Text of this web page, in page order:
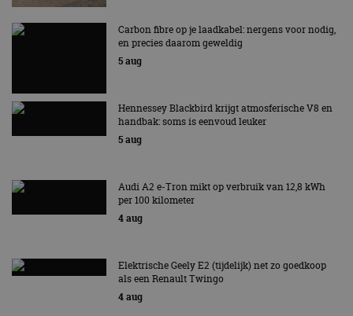
Carbon fibre op je laadkabel: nergens voor nodig,
en precies daarom geweldig
5 aug
Hennessey Blackbird krijgt atmosferische V8 en
handbak: soms is eenvoud leuker
5 aug
Audi A2 e-Tron mikt op verbruik van 12,8 kWh
per 100 kilometer
4 aug
Elektrische Geely E2 (tijdelijk) net zo goedkoop
als een Renault Twingo
4 aug